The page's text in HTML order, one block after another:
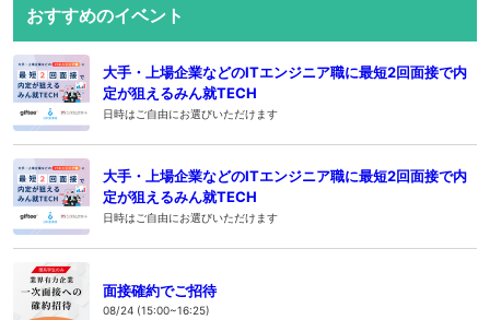
おすすめのイベント
大手・上場企業などのITエンジニア職に最短2回面接で内
定が狙えるみん就TECH
日時はご自由にお選びいただけます
大手・上場企業などのITエンジニア職に最短2回面接で内
定が狙えるみん就TECH
日時はご自由にお選びいただけます
面接確約でご招待
08/24 (15:00~16:25)